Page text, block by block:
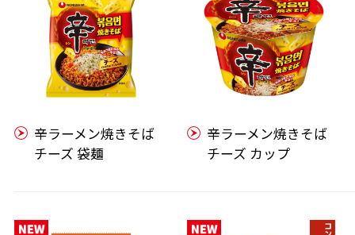
辛ラーメン焼きそば
チーズ 袋麺
辛ラーメン焼きそば
チーズ カップ